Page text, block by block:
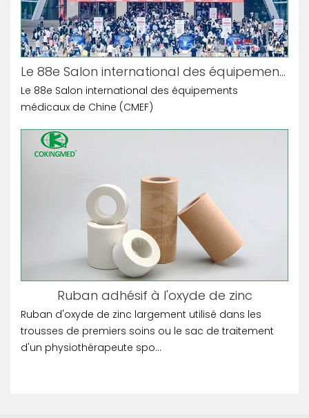
Le 88e Salon international des équipements médicaux de Chine (CMEF)
Le 88e Salon international des équipements
médicaux de Chine (CMEF)
Ruban adhésif à l'oxyde de zinc
Ruban d'oxyde de zinc largement utilisé dans les
trousses de premiers soins ou le sac de traitement
d'un physiothérapeute spo...